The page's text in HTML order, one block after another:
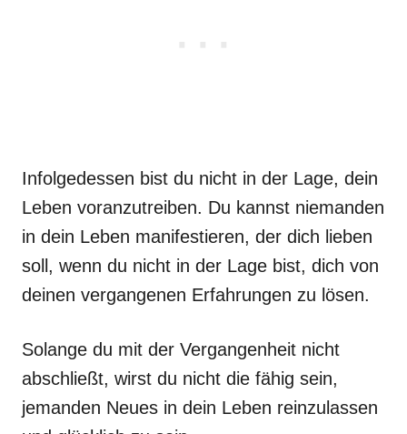
Infolgedessen bist du nicht in der Lage, dein
Leben voranzutreiben. Du kannst niemanden
in dein Leben manifestieren, der dich lieben
soll, wenn du nicht in der Lage bist, dich von
deinen vergangenen Erfahrungen zu lösen.
Solange du mit der Vergangenheit nicht
abschließt, wirst du nicht die fähig sein,
jemanden Neues in dein Leben reinzulassen